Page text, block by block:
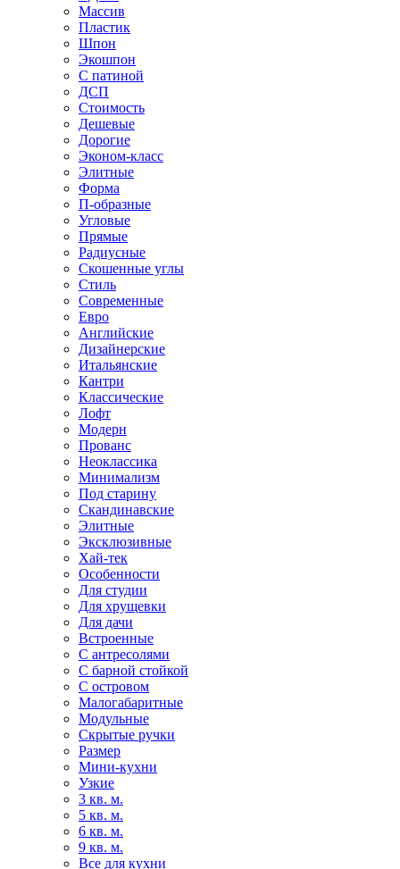
Массив
Пластик
Шпон
Экошпон
С патиной
ДСП
Стоимость
Дешевые
Дорогие
Эконом-класс
Элитные
Форма
П-образные
Угловые
Прямые
Радиусные
Скошенные углы
Стиль
Современные
Евро
Английские
Дизайнерские
Итальянские
Кантри
Классические
Лофт
Модерн
Прованс
Неоклассика
Минимализм
Под старину
Скандинавские
Элитные
Эксклюзивные
Хай-тек
Особенности
Для студии
Для хрущевки
Для дачи
Встроенные
С антресолями
С барной стойкой
С островом
Малогабаритные
Модульные
Скрытые ручки
Размер
Мини-кухни
Узкие
3 кв. м.
5 кв. м.
6 кв. м.
9 кв. м.
Все для кухни